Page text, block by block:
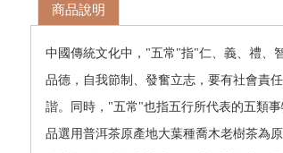
商品說明
中國傳統文化中，"五常"指"仁、義、禮、
品德，自我節制、發奮立志，要有社會責
諧。同時，"五常"也指五行所代表的五類
品選用普洱茶原產地大葉種喬木老樹茶為